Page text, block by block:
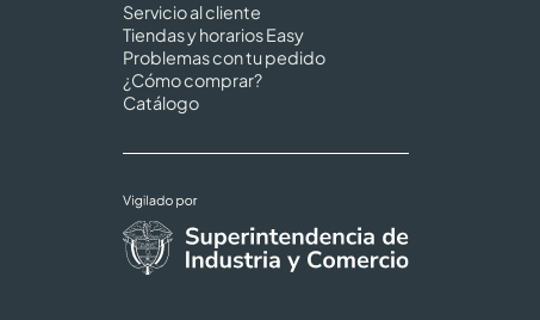
Servicio al cliente
Tiendas y horarios Easy
Problemas con tu pedido
¿Cómo comprar?
Catálogo